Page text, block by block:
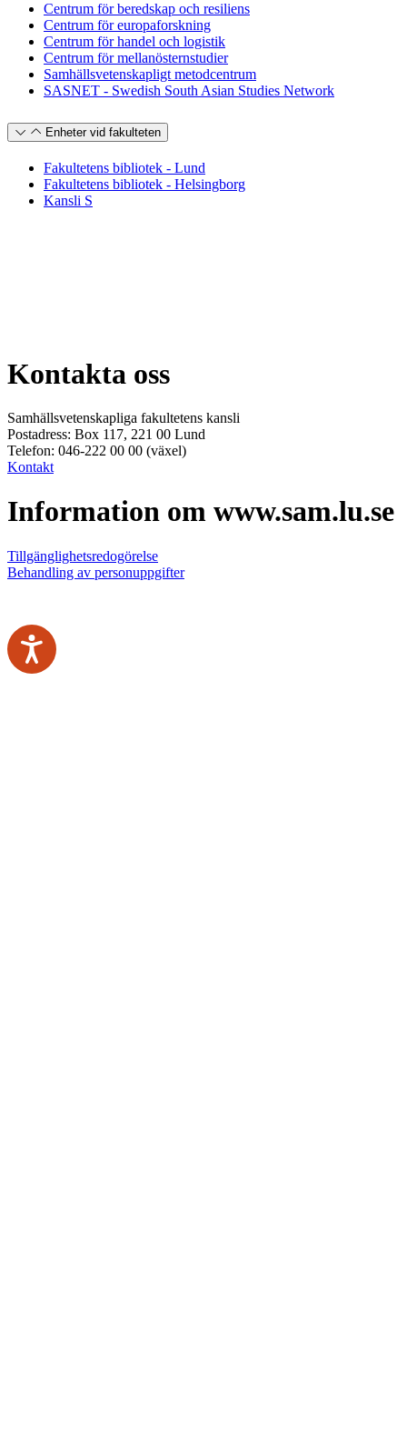
Centrum för beredskap och resiliens
Centrum för europaforskning
Centrum för handel och logistik
Centrum för mellanösternstudier
Samhällsvetenskapligt metodcentrum
SASNET - Swedish South Asian Studies Network
Enheter vid fakulteten
Fakultetens bibliotek - Lund
Fakultetens bibliotek - Helsingborg
Kansli S
Kontakta oss
Samhällsvetenskapliga fakultetens kansli
Postadress: Box 117, 221 00 Lund
Telefon: 046-222 00 00 (växel)
Kontakt
Information om www.sam.lu.se
Tillgänglighetsredogörelse
Behandling av personuppgifter